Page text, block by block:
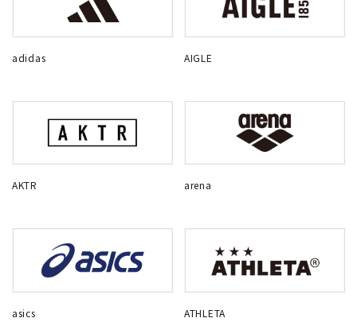
adidas AIGLE
AKTR arena
asics ATHLETA